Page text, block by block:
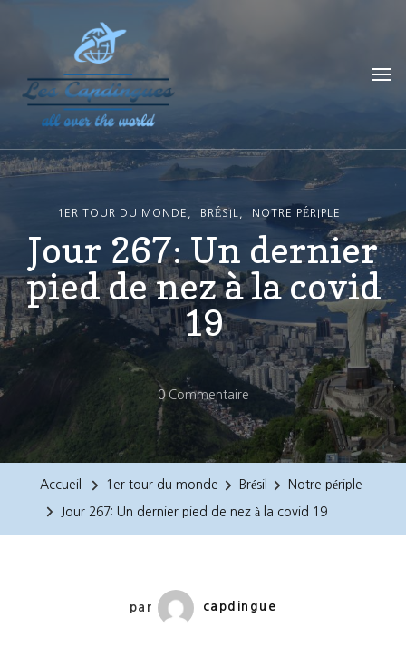
Les Capdingues
blog de voyage
1ER TOUR DU MONDE BRÉSIL NOTRE PÉRIPLE
Jour 267: Un dernier
pied de nez à la covid
19
0 CommentaireSur
Jour
À
Accueil 1er tour du monde Brésil Notre périple
Jour 267: Un dernier pied de nez à la covid 19
par capdingue